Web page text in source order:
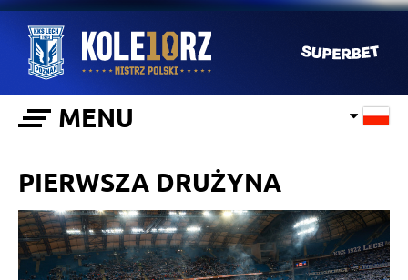
MENU
PIERWSZA DRUŻYNA